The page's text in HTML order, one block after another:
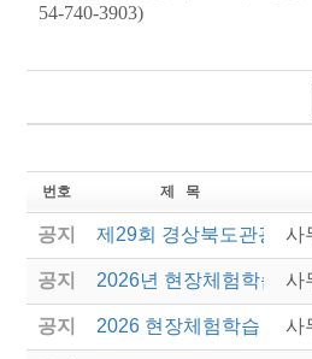
54-740-3903)
번호 제 목
공지 제29회 경상북도관광기사
공지 2026년 현장체험학습 안
사
공지 2026 현장체험학습 안사